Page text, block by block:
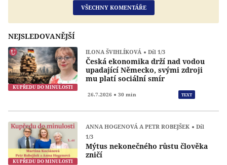
VŠECHNY KOMENTÁŘE
NEJSLEDOVANĚJŠÍ
KUPŘEDU DO MINULOSTI
ILONA ŠVIHLÍKOVÁ Díl 1/3
Česká ekonomika drží nad vodou
upadající Německo, svými zdroji
mu platí sociální smír
26.7.2026 30 min TEXT
KUPŘEDU DO MINULOSTI
ANNA HOGENOVÁ A PETR ROBEJŠEK
Díl
1/3
Mýtus nekonečného růstu člověka
zničí